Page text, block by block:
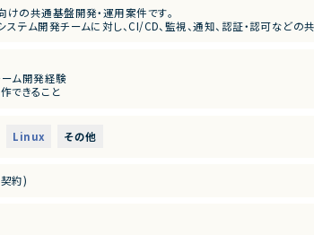
の共通基盤開発・運用案件です。
テム開発チームに対し、CI/CD、監視、通知、認証・認可など
構築・運用
および改善
心としたコンテナ基盤の運用・改善
技術検証、導入支援
ラットフォームの改善および運用支援
開発チームの生産性向上および開発効率改善のため
ーム開発経験
できること
を利用した開発・運用経験
ンの構築・運用経験
Linux その他
約)